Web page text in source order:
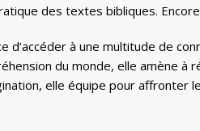
des textes bibliques.
à une multitude de
du monde, elle amène à
elle équipe pour affronter